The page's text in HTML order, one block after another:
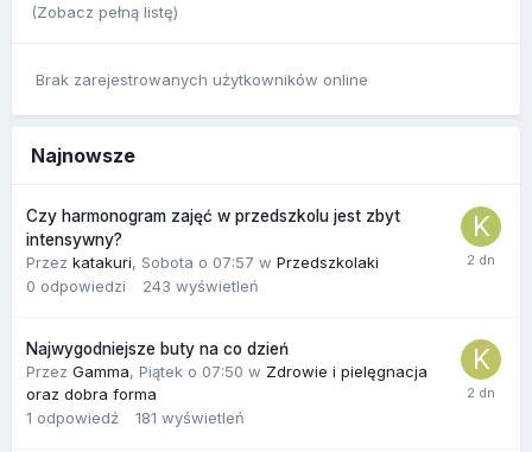
(Zobacz pełną listę)
Brak zarejestrowanych użytkowników online
Najnowsze
Czy harmonogram zajęć w przedszkolu jest zbyt
intensywny?
Przez katakuri, Sobota o 07:57 w Przedszkolaki
0 odpowiedzi 243 wyświetleń
Najwygodniejsze buty na co dzień
Przez Gamma, Piątek o 07:50 w Zdrowie i pielęgnacja
oraz dobra forma
1 odpowiedź 181 wyświetleń